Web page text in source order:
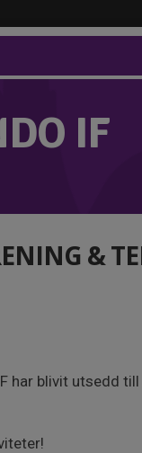
IF
&
har blivit utsedd